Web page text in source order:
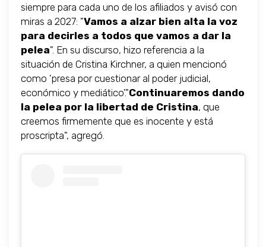
siempre para cada uno de los afiliados y avisó con
miras a 2027: "Vamos a alzar bien alta la voz
para decirles a todos que vamos a dar la
pelea". En su discurso, hizo referencia a la
situación de Cristina Kirchner, a quien mencionó
como 'presa por cuestionar al poder judicial,
económico y mediático'."Continuaremos dando
la pelea por la libertad de Cristina, que
creemos firmemente que es inocente y está
proscripta", agregó.